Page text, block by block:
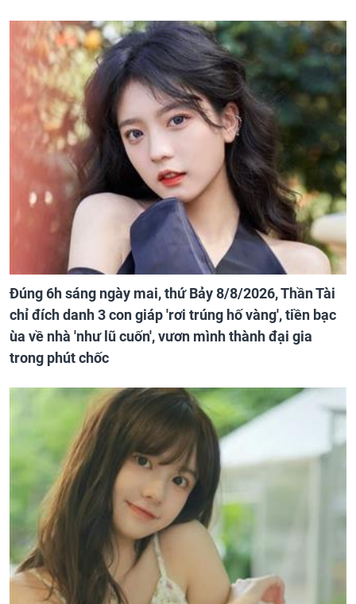
Đúng 6h sáng ngày mai, thứ Bảy 8/8/2026, Thần Tài
chỉ đích danh 3 con giáp 'rơi trúng hố vàng', tiền bạc
ùa về nhà 'như lũ cuốn', vươn mình thành đại gia
trong phút chốc